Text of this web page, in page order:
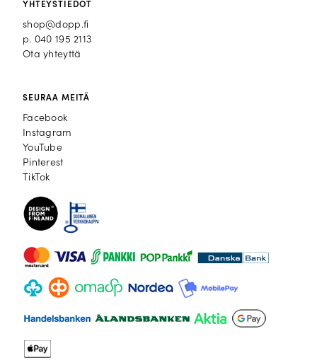
YHTEYSTIEDOT
shop@dopp.fi
p. 040 195 2113
Ota yhteyttä
SEURAA MEITÄ
Facebook
Facebook
Instagram
Instagram
YouTube
YouTube
Pinterest
Pinterest
TikTok
TikTok